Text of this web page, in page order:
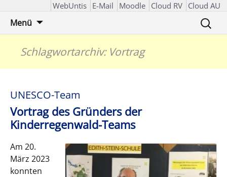
WebUntis E-Mail Moodle Cloud RV Cloud AU
Menü
Suchen
nach:
Schlagwortarchiv: Vortrag
UNESCO-Team
Vortrag des Gründers der
Kinderregenwald-Teams
Am 20.
März 2023
konnten